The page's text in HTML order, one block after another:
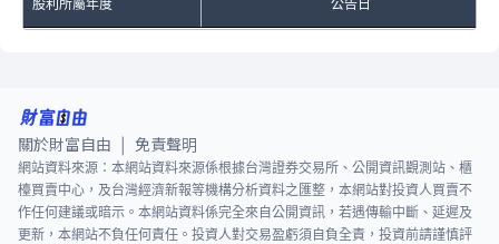
股利所屬年度 公告日
關於財富自由 免責聲明
網站資料來源：本網站資料來源係根據台灣證券交易所、公開資訊觀測站、櫃
檯買賣中心，及台灣經濟新報等機構分析資料之匯整，本網站對投資人買賣不
作任何建議或暗示。本網站資料係完全來自公開資訊，若遇傳輸中斷、延遲及
更新，本網站不負任何責任。投資人對交易盈虧須自負全責，投資前請謹慎評